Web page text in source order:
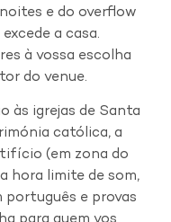
e do overflow
a casa.
à vossa escolha
do venue.
às igrejas de Santa
católica, a
(em zona do
hora limite de som,
e provas